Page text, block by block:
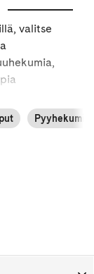
valitse
löydät
tarpeisiin.